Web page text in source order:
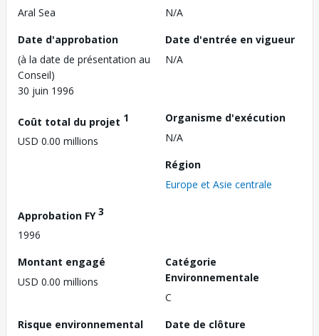
Aral Sea
N/A
Date d'approbation
(à la date de présentation au
Conseil)
30 juin 1996
Date d'entrée en vigueur
N/A
Coût total du projet 1
USD 0.00 millions
Organisme d'exécution
N/A
Région
Europe et Asie centrale
Approbation FY3
1996
Montant engagé
USD 0.00 millions
Catégorie
Environnementale
C
Risque environnemental
Date de clôture